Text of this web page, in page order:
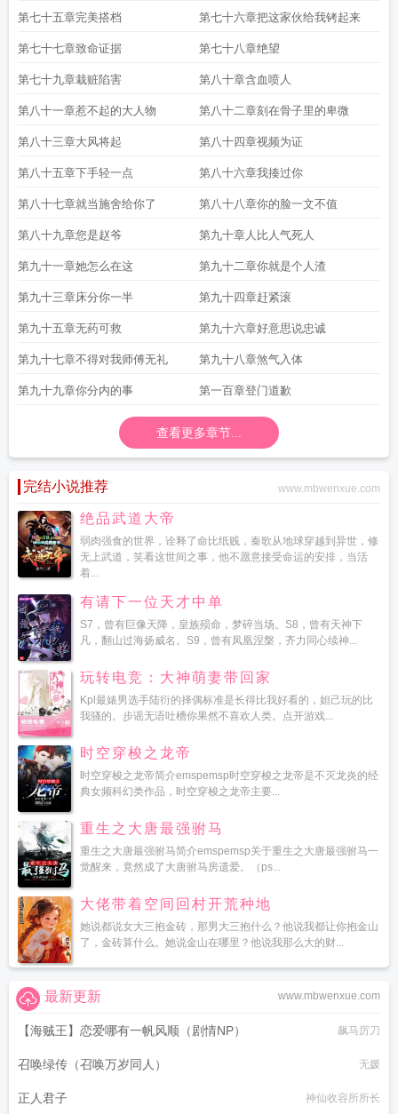
第七十五章完美搭档 第七十六章把这家伙给我铐起来
第七十七章致命证据 第七十八章绝望
第七十九章栽赃陷害 第八十章含血喷人
第八十一章惹不起的大人物 第八十二章刻在骨子里的卑微
第八十三章大风将起 第八十四章视频为证
第八十五章下手轻一点 第八十六章我揍过你
第八十七章就当施舍给你了 第八十八章你的脸一文不值
第八十九章您是赵爷 第九十章人比人气死人
第九十一章她怎么在这 第九十二章你就是个人渣
第九十三章床分你一半 第九十四章赶紧滚
第九十五章无药可救 第九十六章好意思说忠诚
第九十七章不得对我师傅无礼 第九十八章煞气入体
第九十九章你分内的事 第一百章登门道歉
查看更多章节...
完结小说推荐 www.mbwenxue.com
绝品武道大帝
弱肉强食的世界，诠释了命比纸贱，秦歌从地球穿越到异世，修
无上武道，笑看这世间之事，他不愿意接受命运的安排，当活
着...
有请下一位天才中单
S7，曾有巨像天降，皇族殒命，梦碎当场。S8，曾有天神下
凡，翻山过海扬威名。S9，曾有凤凰涅槃，齐力同心续神...
玩转电竞：大神萌妻带回家
Kpl最婊男选手陆衍的择偶标准是长得比我好看的，妲己玩的比
我骚的。步谣无语吐槽你果然不喜欢人类。点开游戏...
时空穿梭之龙帝
时空穿梭之龙帝简介emspemsp时空穿梭之龙帝是不灭龙炎的经
典女频科幻类作品，时空穿梭之龙帝主要...
重生之大唐最强驸马
重生之大唐最强驸马简介emspemsp关于重生之大唐最强驸马一
觉醒来，竟然成了大唐驸马房遗爱。（ps...
大佬带着空间回村开荒种地
她说都说女大三抱金砖，那男大三抱什么？他说我都让你抱金山
了，金砖算什么。她说金山在哪里？他说我那么大的财...
www.mbwenxue.com
最新更新
【海贼王】恋爱哪有一帆风顺（剧情NP） 飙马厉刀
召唤绿传（召唤万岁同人） 无媛
正人君子 神仙收容所所长